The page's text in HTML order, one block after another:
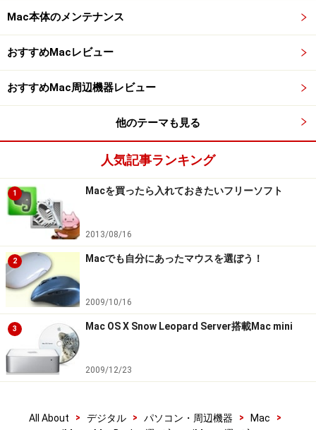
Mac本体のメンテナンス
おすすめMacレビュー
おすすめMac周辺機器レビュー
他のテーマも見る
人気記事ランキング
1 Macを買ったら入れておきたいフリーソフト
2013/08/16
2 Macでも自分にあったマウスを選ぼう！
2009/10/16
3 Mac OS X Snow Leopard Server搭載Mac mini
2009/12/23
All About > デジタル > パソコン・周辺機器 > Mac
>